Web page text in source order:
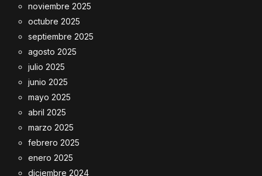
noviembre 2025
octubre 2025
septiembre 2025
agosto 2025
julio 2025
junio 2025
mayo 2025
abril 2025
marzo 2025
febrero 2025
enero 2025
diciembre 2024